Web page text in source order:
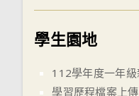
學生園地
112學年度一年
學習歷程檔案上